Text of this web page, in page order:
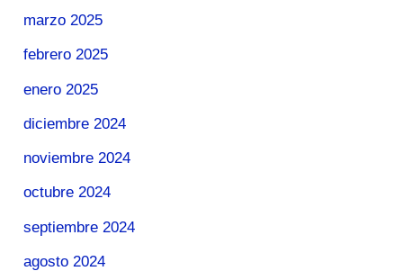
marzo 2025
febrero 2025
enero 2025
diciembre 2024
noviembre 2024
octubre 2024
septiembre 2024
agosto 2024